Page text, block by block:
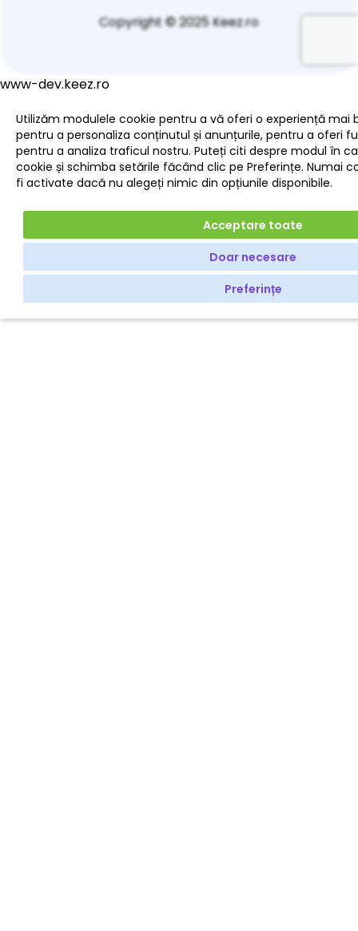
Copyright © 2025 Keez.ro
www-dev.keez.ro